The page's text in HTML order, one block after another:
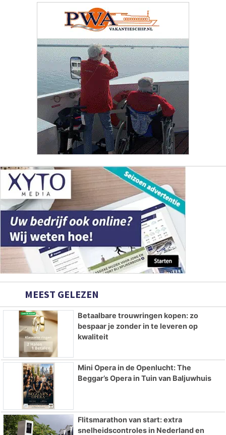
MEEST GELEZEN
Betaalbare trouwringen kopen: zo
bespaar je zonder in te leveren op
kwaliteit
Mini Opera in de Openlucht: The
Beggar’s Opera in Tuin van Baljuwhuis
Flitsmarathon van start: extra
snelheidscontroles in Nederland en